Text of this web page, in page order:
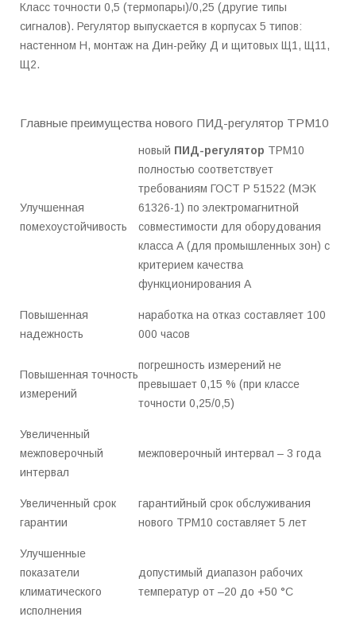
Класс точности 0,5 (термопары)/0,25 (другие типы
сигналов). Регулятор выпускается в корпусах 5 типов:
настенном Н, монтаж на Дин-рейку Д и щитовых Щ1, Щ11,
Щ2.
Главные преимущества нового ПИД-регулятор ТРМ10
Улучшенная
помехоустойчивость
новый ПИД-регулятор ТРМ10
полностью соответствует
требованиям ГОСТ Р 51522 (МЭК
61326-1) по электромагнитной
совместимости для оборудования
класса А (для промышленных зон) с
критерием качества
функционирования А
Повышенная
надежность
наработка на отказ составляет 100
000 часов
Повышенная точность
измерений
погрешность измерений не
превышает 0,15 % (при классе
точности 0,25/0,5)
Увеличенный
межповерочный
интервал
межповерочный интервал – 3 года
Увеличенный срок
гарантии
гарантийный срок обслуживания
нового ТРМ10 составляет 5 лет
Улучшенные
показатели
климатического
исполнения
допустимый диапазон рабочих
температур от –20 до +50 °С